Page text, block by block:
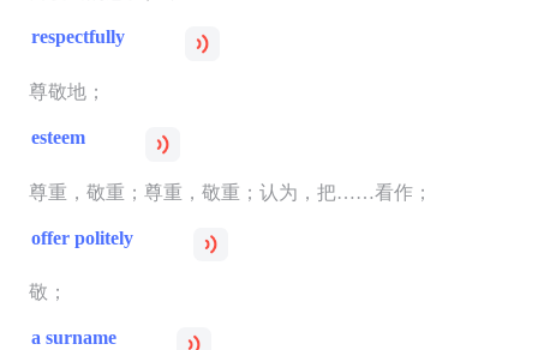
respectfully
尊敬地；
esteem
尊重，敬重；尊重，敬重；认为，把……看作；
offer politely
敬；
a surname